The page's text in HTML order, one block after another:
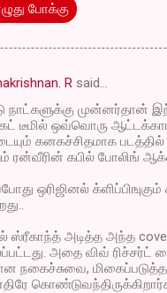
போக்கு
R said…
நாட்களுக்கு முன்னர்தான்
டீமில் ஒவ்வொரு
கனகச்சிதமாக படத்தில்
ரன்வீரின் கபில் போலிங்
ஒரிஜினல்
ஸ்ரீகாந்த் அடித்த அந்த
அதை விவ் ரிச்சர்ட்
நகைச்சுவை,